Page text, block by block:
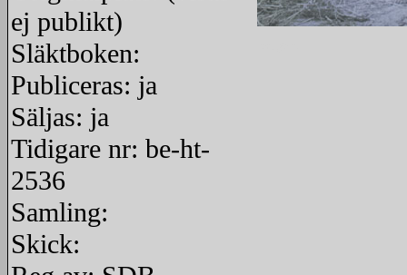
ej publikt)
Släktboken:
Publiceras: ja
Säljas: ja
Tidigare nr: be-ht-
2536
Samling:
Skick: